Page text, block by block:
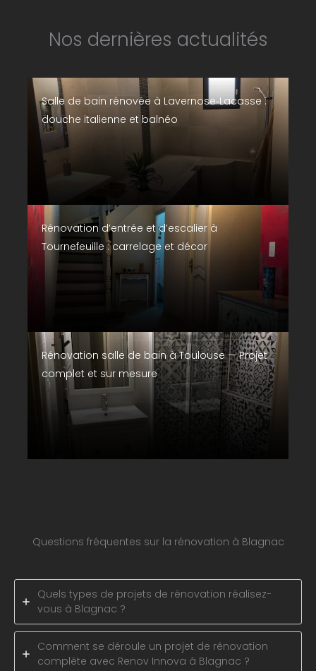
Nos dernières actualités
Salle de bain rénovée à Lavernose‑Lacasse :
douche italienne et balnéo
Rénovation d’entrée et d’escalier à
Tournefeuille : carrelage et décor
Rénovation salle de bain à Toulouse — Projet
complet et sur mesure
Questions fréquentes sur la rénovation à Blagnac
Quels types de projets de rénovation réalisez-
vous à Blagnac ?
Comment se déroule un projet de rénovation
complète avec Renov Innova à Blagnac ?